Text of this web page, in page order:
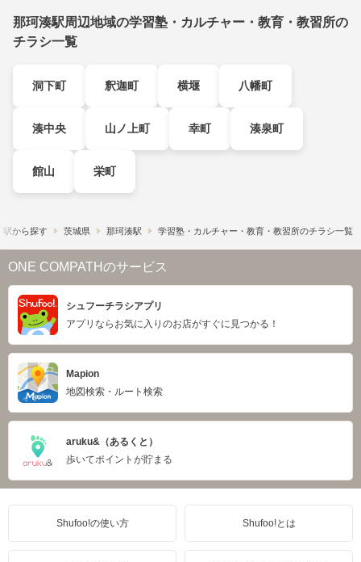
那珂湊駅周辺地域の学習塾・カルチャー・教育・教習所の
チラシ一覧
洞下町 釈迦町 横堰 八幡町
湊中央 山ノ上町 幸町 湊泉町
館山 栄町
駅から探す 茨城県 那珂湊駅 学習塾・カルチャー・教育・教習所のチラシ一覧
ONE COMPATHのサービス
シュフーチラシアプリ
アプリならお気に入りのお店がすぐに見つかる！
Mapion
地図検索・ルート検索
aruku&（あるくと）
歩いてポイントが貯まる
Shufoo!の使い方 Shufoo!とは